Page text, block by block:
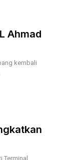
Ahmad
kembali
Terminal